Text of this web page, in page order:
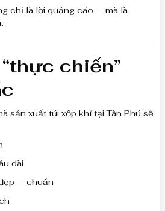
chỉ là lời quảng cáo — mà là
.
chiến”
sản xuất túi xốp khí tại Tân Phú sẽ
dài
— chuẩn